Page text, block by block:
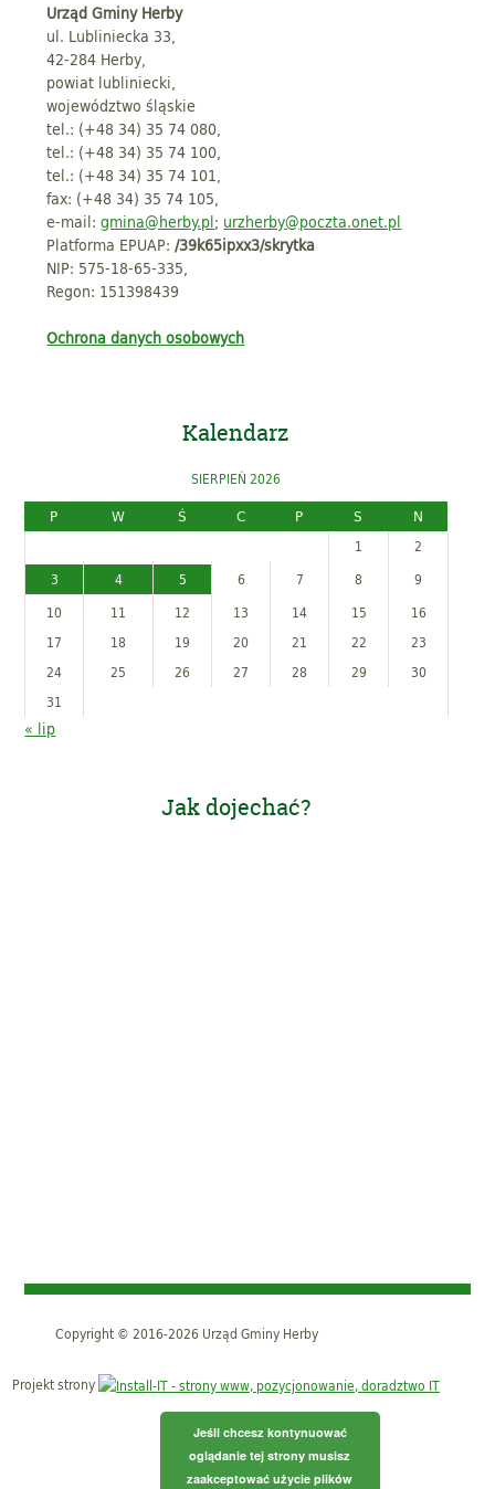
Urząd Gminy Herby
ul. Lubliniecka 33,
42-284 Herby,
powiat lubliniecki,
województwo śląskie
tel.: (+48 34) 35 74 080,
tel.: (+48 34) 35 74 100,
tel.: (+48 34) 35 74 101,
fax: (+48 34) 35 74 105,
e-mail:gmina@herby.pl; urzherby@poczta.onet.pl
Platforma EPUAP:/39k65ipxx3/skrytka
NIP: 575-18-65-335,
Regon: 151398439
Ochrona danych osobowych
Kalendarz
SIERPIEŃ 2026
P
W Ś C P S
N
1
2
3
4 5 6 7 8
9
10
11 12 13 14 15
16
17
18 19 20 21 22
23
24
25 26 27 28 29
30
31
« lip
Jak dojechać?
Copyright © 2016-2026 Urząd Gminy Herby
Projekt strony
Jeśli chcesz kontynuować
oglądanie tej strony musisz
zaakceptować użycie plików